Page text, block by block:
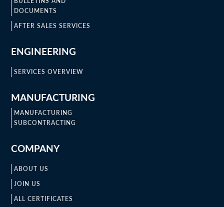
DOCUMENTS
AFTER SALES SERVICES
ENGINEERING
SERVICES OVERVIEW
MANUFACTURING
MANUFACTURING
SUBCONTRACTING
COMPANY
ABOUT US
JOIN US
ALL CERTIFICATES